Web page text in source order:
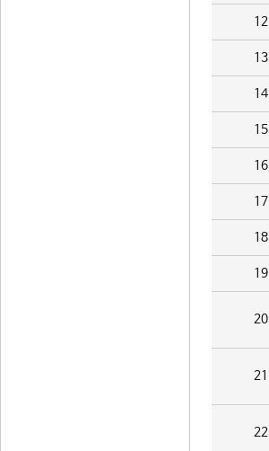
12
13
14
15
16
17
18
19
20
21
22